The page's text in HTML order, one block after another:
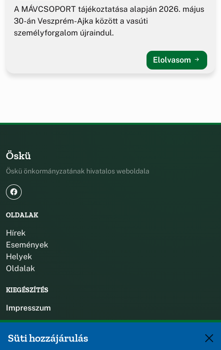
A MÁVCSOPORT tájékoztatása alapján 2026. május
30-án Veszprém-Ajka között a vasúti
személyforgalom újraindul.
Elolvasom
Öskü
Öskü önkormányzatának hivatalos weboldala
OLDALAK
Hírek
Események
Helyek
Oldalak
KIEGÉSZÍTÉS
Impresszum
+36 88 588 560
Süti hozzájárulás